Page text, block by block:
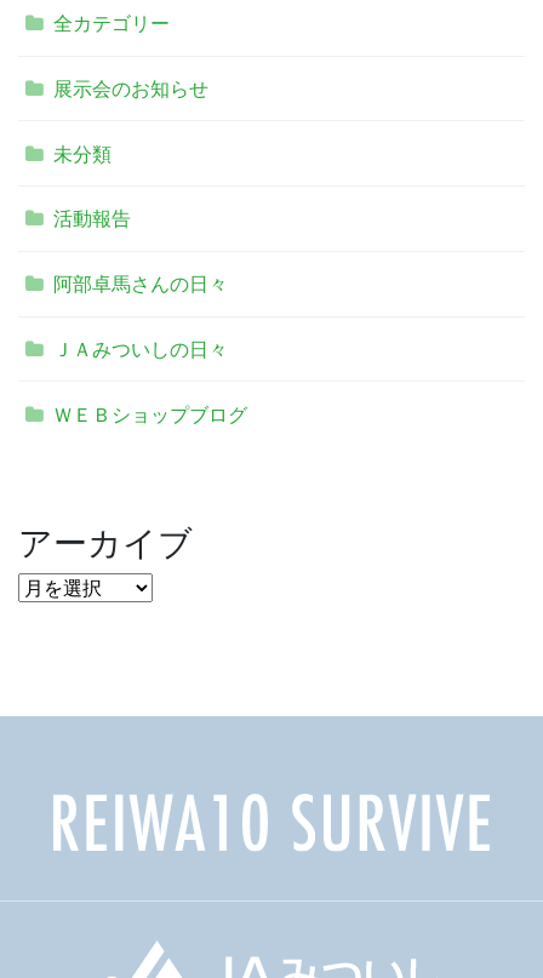
全カテゴリー
展示会のお知らせ
未分類
活動報告
阿部卓馬さんの日々
ＪＡみついしの日々
ＷＥＢショップブログ
アーカイブ
ア